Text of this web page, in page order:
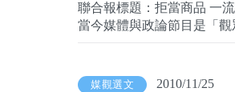
聯合報標題：拒當商品 一
當今媒體與政論節目是「
媒觀選文 2010/11/25